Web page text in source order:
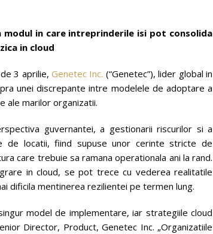
modul in care intreprinderile isi pot consolida
in cloud
de 3 aprilie,Genetec Inc. (“Genetec”), lider global in
unei discrepante intre modelele de adoptare a
ale marilor organizatii.
guvernantei, a gestionarii riscurilor si a
de locatii, fiind supuse unor cerinte stricte de
care trebuie sa ramana operationala ani la rand.
in cloud, se pot trece cu vederea realitatile
dificila mentinerea rezilientei pe termen lung.
model de implementare, iar strategiile cloud
Director, Product, Genetec Inc. „Organizatiile